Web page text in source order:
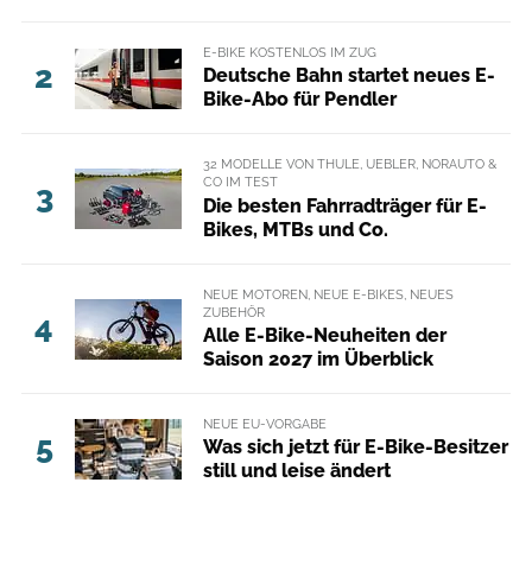
2
E-BIKE KOSTENLOS IM ZUG
Deutsche Bahn startet neues E-
Bike-Abo für Pendler
3
32 MODELLE VON THULE, UEBLER, NORAUTO &
CO IM TEST
Die besten Fahrradträger für E-
Bikes, MTBs und Co.
4
NEUE MOTOREN, NEUE E-BIKES, NEUES
ZUBEHÖR
Alle E-Bike-Neuheiten der
Saison 2027 im Überblick
5
NEUE EU-VORGABE
Was sich jetzt für E-Bike-Besitzer
still und leise ändert